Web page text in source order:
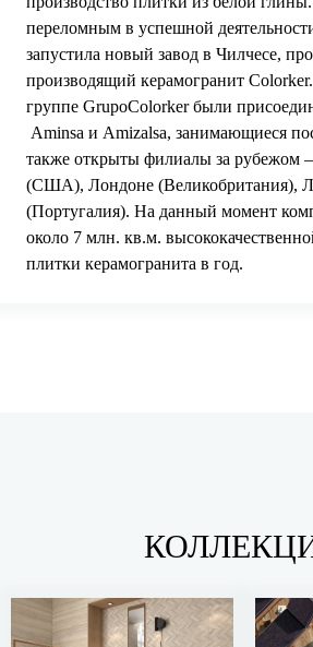
переломным в успешной
запустила новый завод в Чилчесе,
производящий керамогранит
группе GrupoColorker были
Aminsa и Amizalsa, занимающиеся
также открыты филиалы за рубежом
(США), Лондоне (Великобритания),
(Португалия). На данный момент
около 7 млн. кв.м.
плитки керамогранита в год.